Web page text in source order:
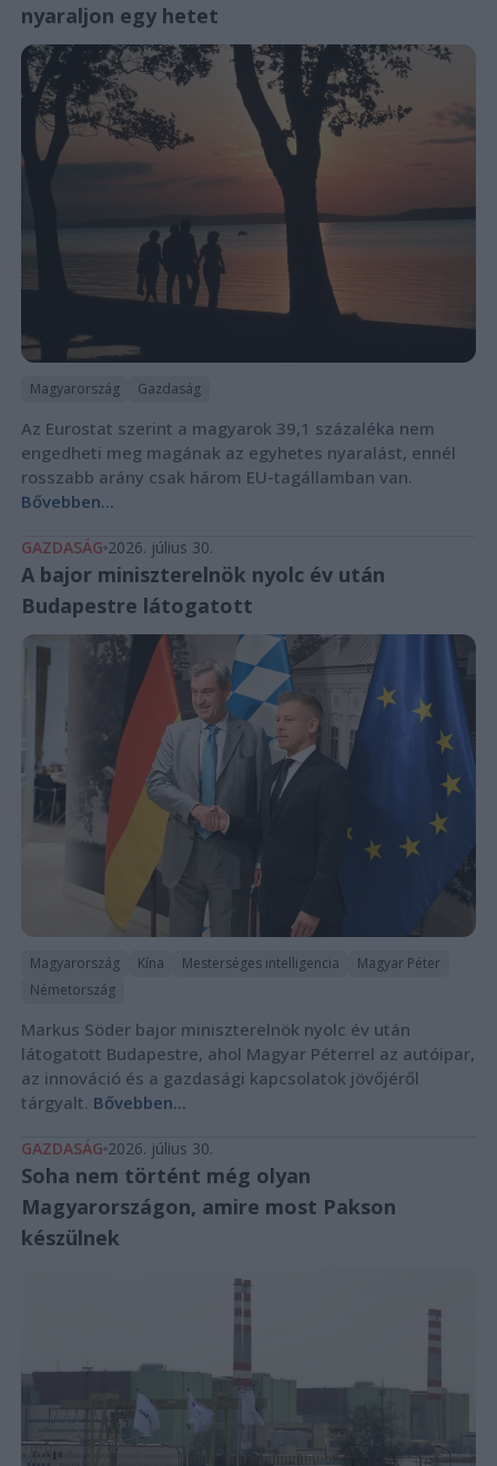
nyaraljon egy hetet
Magyarország Gazdaság
Az Eurostat szerint a magyarok 39,1 százaléka nem
engedheti meg magának az egyhetes nyaralást, ennél
rosszabb arány csak három EU-tagállamban van.
Bővebben...
GAZDASÁG 2026. július 30.
A bajor miniszterelnök nyolc év után
Budapestre látogatott
Magyarország Kína Mesterséges intelligencia
Magyar Péter
Németország
Markus Söder bajor miniszterelnök nyolc év után
látogatott Budapestre, ahol Magyar Péterrel az autóipar,
az innováció és a gazdasági kapcsolatok jövőjéről
tárgyalt. Bővebben...
GAZDASÁG 2026. július 30.
Soha nem történt még olyan
Magyarországon, amire most Pakson
készülnek